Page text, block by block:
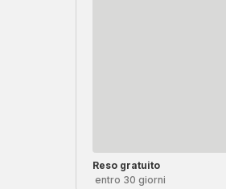
Reso gratuito
entro 30 giorni